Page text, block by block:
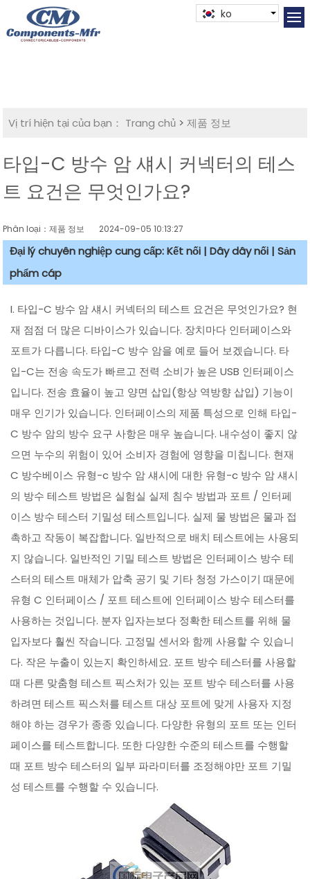
ko
Vị trí hiện tại của bạn： Trang chủ >제품 정보
타입-C 방수 암 섀시 커넥터의 테스
트 요건은 무엇인가요?
Phân loại：제품 정보 2024-09-05 10:13:27
Đại lý chuyên nghiệp cung cấp: Kết nối | Dây dây nối | Sản
phẩm cáp
I. 타입-C 방수 암 섀시 커넥터의 테스트 요건은 무엇인가요? 현
재 점점 더 많은 디바이스가 있습니다. 장치마다 인터페이스와
포트가 다릅니다. 타입-C 방수 암을 예로 들어 보겠습니다. 타
입-C는 전송 속도가 빠르고 전력 소비가 높은 USB 인터페이스
입니다. 전송 효율이 높고 양면 삽입(항상 역방향 삽입) 기능이
매우 인기가 있습니다. 인터페이스의 제품 특성으로 인해 타입-
C 방수 암의 방수 요구 사항은 매우 높습니다. 내수성이 좋지 않
으면 누수의 위험이 있어 소비자 경험에 영향을 미칩니다. 현재
C 방수베이스 유형-c 방수 암 섀시에 대한 유형-c 방수 암 섀시
의 방수 테스트 방법은 실험실 실제 침수 방법과 포트 / 인터페
이스 방수 테스터 기밀성 테스트입니다. 실제 물 방법은 물과 접
촉하고 작동이 복잡합니다. 일반적으로 배치 테스트에는 사용되
지 않습니다. 일반적인 기밀 테스트 방법은 인터페이스 방수 테
스터의 테스트 매체가 압축 공기 및 기타 청정 가스이기 때문에
유형 C 인터페이스 / 포트 테스트에 인터페이스 방수 테스터를
사용하는 것입니다. 분자 입자는보다 정확한 테스트를 위해 물
입자보다 훨씬 작습니다. 고정밀 센서와 함께 사용할 수 있습니
다. 작은 누출이 있는지 확인하세요. 포트 방수 테스터를 사용할
때 다른 맞춤형 테스트 픽스처가 있는 포트 방수 테스터를 사용
하려면 테스트 픽스처를 테스트 대상 포트에 맞게 사용자 지정
해야 하는 경우가 종종 있습니다. 다양한 유형의 포트 또는 인터
페이스를 테스트합니다. 또한 다양한 수준의 테스트를 수행할
때 포트 방수 테스터의 일부 파라미터를 조정해야만 포트 기밀
성 테스트를 수행할 수 있습니다.